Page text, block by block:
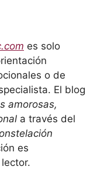
es solo
o de
El blog
amorosas,
a través del
es